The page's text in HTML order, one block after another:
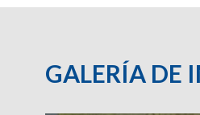
GALERÍA DE